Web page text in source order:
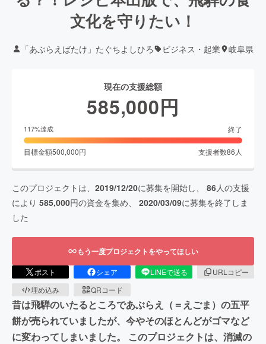
文化を守りたい！
「あぶらえばたけ」たぐちよしひろ ビジネス・起業 岐阜県
現在の支援総額
585,000円
117%達成 終了
目標金額500,000円 支援者数86 人
このプロジェクトは、 2019/12/20に募集を開始し、 86人の支援
により 585,000円の資金を集め、 2020/03/09に募集を終了しま
した
もう一度プロジェクトをやってほしい
ポスト シェア LINEで送る
URLコピー
埋め込み
QRコード
昔は飛騨のいたるところであぶらえ（＝えごま）の五平
餅が売られていましたが、今やそのほとんどがゴマなど
に変わってしまいました。 このプロジェクトは、消滅の